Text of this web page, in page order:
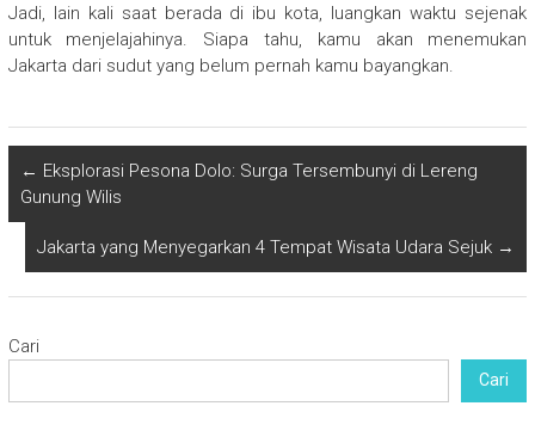
Jadi, lain kali saat berada di ibu kota, luangkan waktu sejenak
untuk menjelajahinya. Siapa tahu, kamu akan menemukan
Jakarta dari sudut yang belum pernah kamu bayangkan.
← Eksplorasi Pesona Dolo: Surga Tersembunyi di Lereng
Gunung Wilis
Jakarta yang Menyegarkan 4 Tempat Wisata Udara Sejuk →
Cari
Cari